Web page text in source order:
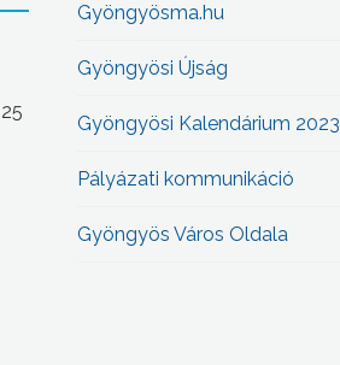
Gyöngyösma.hu
Gyöngyösi Újság
Gyöngyösi Kalendárium 2023
Pályázati kommunikáció
Gyöngyös Város Oldala